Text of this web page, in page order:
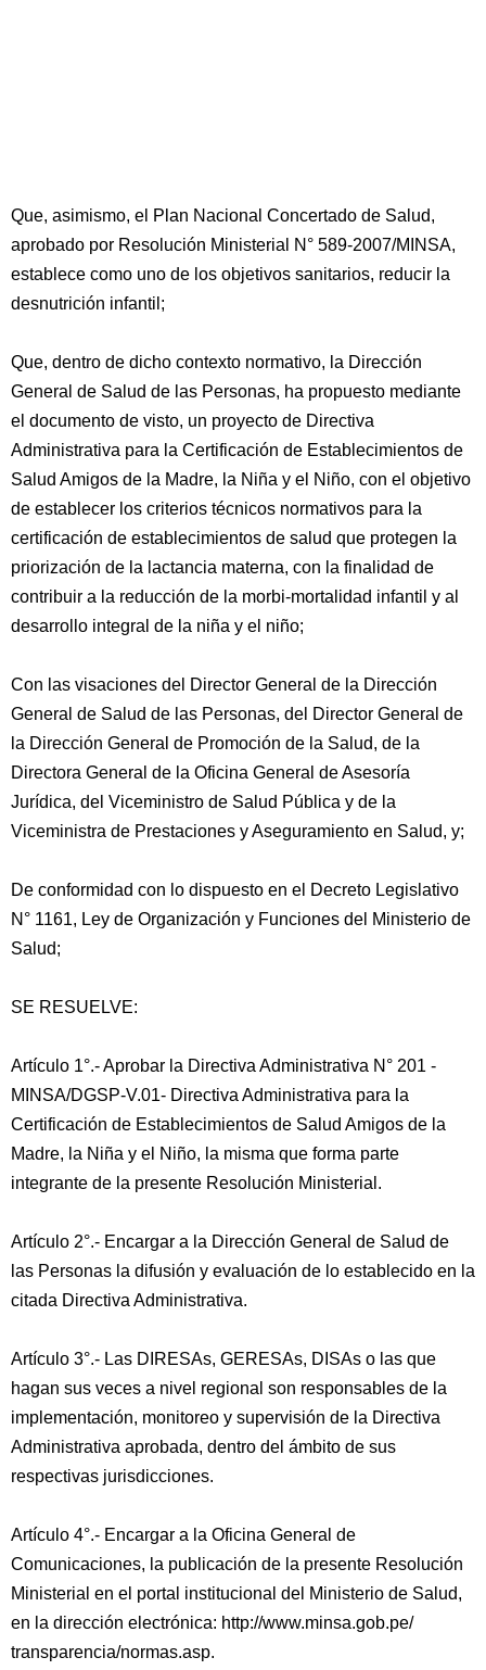
Que, asimismo, el Plan Nacional Concertado de Salud,
aprobado por Resolución Ministerial N° 589-2007/MINSA,
establece como uno de los objetivos sanitarios, reducir la
desnutrición infantil;
Que, dentro de dicho contexto normativo, la Dirección
General de Salud de las Personas, ha propuesto mediante
el documento de visto, un proyecto de Directiva
Administrativa para la Certificación de Establecimientos de
Salud Amigos de la Madre, la Niña y el Niño, con el objetivo
de establecer los criterios técnicos normativos para la
certificación de establecimientos de salud que protegen la
priorización de la lactancia materna, con la finalidad de
contribuir a la reducción de la morbi-mortalidad infantil y al
desarrollo integral de la niña y el niño;
Con las visaciones del Director General de la Dirección
General de Salud de las Personas, del Director General de
la Dirección General de Promoción de la Salud, de la
Directora General de la Oficina General de Asesoría
Jurídica, del Viceministro de Salud Pública y de la
Viceministra de Prestaciones y Aseguramiento en Salud, y;
De conformidad con lo dispuesto en el Decreto Legislativo
N° 1161, Ley de Organización y Funciones del Ministerio de
Salud;
SE RESUELVE:
Artículo 1°.- Aprobar la Directiva Administrativa N° 201 -
MINSA/DGSP-V.01- Directiva Administrativa para la
Certificación de Establecimientos de Salud Amigos de la
Madre, la Niña y el Niño, la misma que forma parte
integrante de la presente Resolución Ministerial.
Artículo 2°.- Encargar a la Dirección General de Salud de
las Personas la difusión y evaluación de lo establecido en la
citada Directiva Administrativa.
Artículo 3°.- Las DIRESAs, GERESAs, DISAs o las que
hagan sus veces a nivel regional son responsables de la
implementación, monitoreo y supervisión de la Directiva
Administrativa aprobada, dentro del ámbito de sus
respectivas jurisdicciones.
Artículo 4°.- Encargar a la Oficina General de
Comunicaciones, la publicación de la presente Resolución
Ministerial en el portal institucional del Ministerio de Salud,
en la dirección electrónica: http://www.minsa.gob.pe/
transparencia/normas.asp.